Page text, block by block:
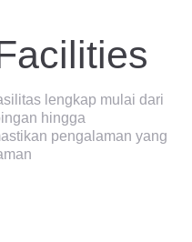
lengkap mulai dari
hingga
pengalaman yang